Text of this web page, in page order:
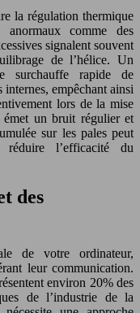
la régulation thermique
comme des
signalent souvent
de l’hélice. Un
surchauffe rapide de
empêchant ainsi
lors de la mise
un bruit régulier et
sur les pales peut
réduire l’efficacité du
des
de votre ordinateur,
leur communication.
environ 20% des
de l’industrie de la